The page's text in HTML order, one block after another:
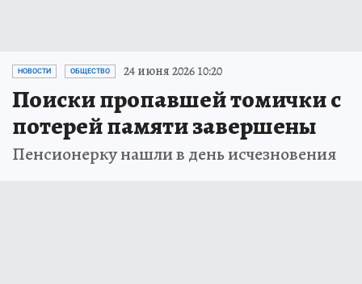
НОВОСТИ ОБЩЕСТВО 24 июня 2026 10:20
Поиски пропавшей томички с
потерей памяти завершены
Пенсионерку нашли в день исчезновения